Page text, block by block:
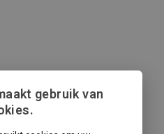
gebruik van